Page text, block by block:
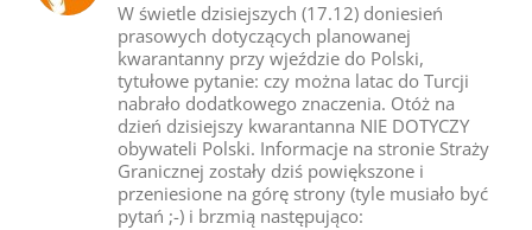
W świetle dzisiejszych (17.12) doniesień
prasowych dotyczących planowanej
kwarantanny przy wjeździe do Polski,
tytułowe pytanie: czy można latac do Turcji
nabrało dodatkowego znaczenia. Otóż na
dzień dzisiejszy kwarantanna NIE DOTYCZY
obywateli Polski. Informacje na stronie Straży
Granicznej zostały dziś powiększone i
przeniesione na górę strony (tyle musiało być
pytań ;-) i brzmią następująco: